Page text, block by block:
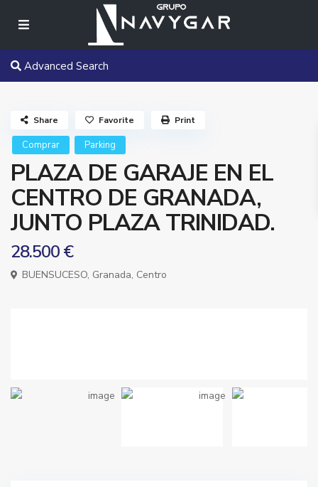
Advanced Search
Comprar Parking
PLAZA DE GARAJE EN EL
CENTRO DE GRANADA,
JUNTO PLAZA TRINIDAD.
28.500 €
BUENSUCESO, Granada, Centro
Share Favorite Print